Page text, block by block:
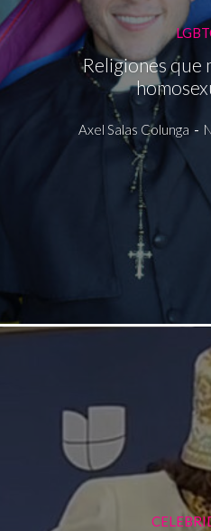
Religiones que
Axel Salas Colunga -